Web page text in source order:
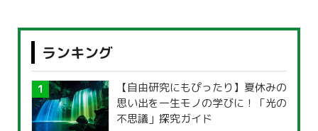
ランキング
【自由研究にもぴったり】夏休みの
思い出を一生モノの学びに！「光の
不思議」探究ガイド